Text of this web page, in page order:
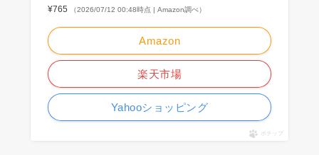
¥765
（2026/07/12 00:48時点 | Amazon調べ）
Amazon
楽天市場
Yahooショッピング
ポチップ